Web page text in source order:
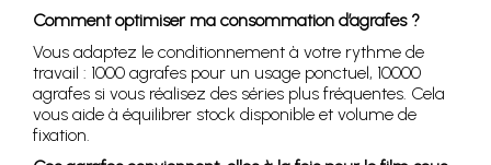
Comment optimiser ma consommation d’agrafes ?
Vous adaptez le conditionnement à votre rythme de
travail : 1000 agrafes pour un usage ponctuel, 10000
agrafes si vous réalisez des séries plus fréquentes. Cela
vous aide à équilibrer stock disponible et volume de
fixation.